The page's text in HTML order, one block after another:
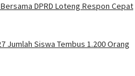
DPRD Loteng Respon Cepat
Jumlah Siswa Tembus 1.200 Orang